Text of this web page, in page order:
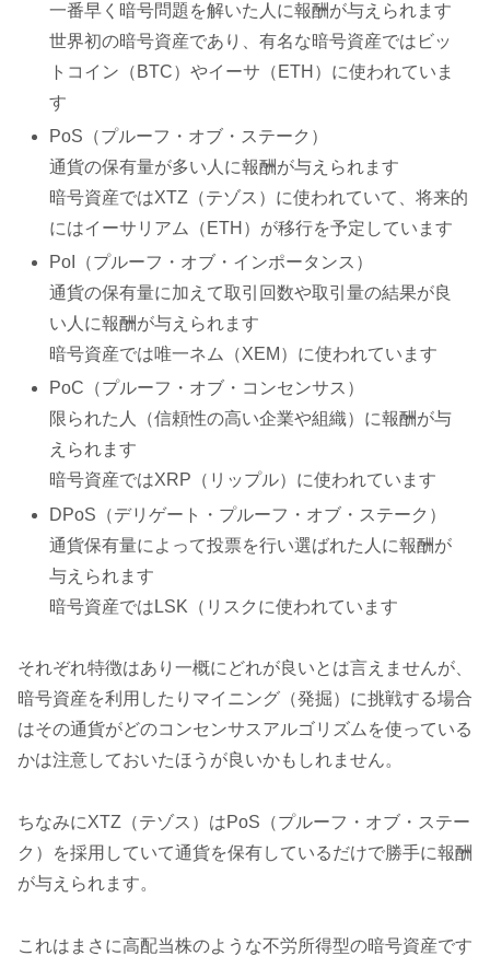
一番早く暗号問題を解いた人に報酬が与えられます
世界初の暗号資産であり、有名な暗号資産ではビッ
トコイン（BTC）やイーサ（ETH）に使われていま
す
PoS（プルーフ・オブ・ステーク）
通貨の保有量が多い人に報酬が与えられます
暗号資産ではXTZ（テゾス）に使われていて、将来的
にはイーサリアム（ETH）が移行を予定しています
PoI（プルーフ・オブ・インポータンス）
通貨の保有量に加えて取引回数や取引量の結果が良
い人に報酬が与えられます
暗号資産では唯一ネム（XEM）に使われています
PoC（プルーフ・オブ・コンセンサス）
限られた人（信頼性の高い企業や組織）に報酬が与
えられます
暗号資産ではXRP（リップル）に使われています
DPoS（デリゲート・プルーフ・オブ・ステーク）
通貨保有量によって投票を行い選ばれた人に報酬が
与えられます
暗号資産ではLSK（リスクに使われています
それぞれ特徴はあり一概にどれが良いとは言えませんが、
暗号資産を利用したりマイニング（発掘）に挑戦する場合
はその通貨がどのコンセンサスアルゴリズムを使っている
かは注意しておいたほうが良いかもしれません。
ちなみにXTZ（テゾス）はPoS（プルーフ・オブ・ステー
ク）を採用していて通貨を保有しているだけで勝手に報酬
が与えられます。
これはまさに高配当株のような不労所得型の暗号資産です